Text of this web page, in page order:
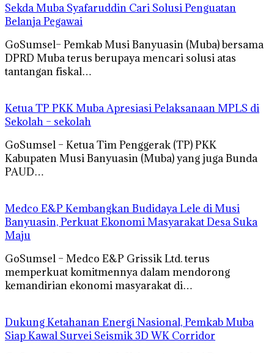
Sekda Muba Syafaruddin Cari Solusi Penguatan
Belanja Pegawai
GoSumsel– Pemkab Musi Banyuasin (Muba) bersama
DPRD Muba terus berupaya mencari solusi atas
tantangan fiskal…
Ketua TP PKK Muba Apresiasi Pelaksanaan MPLS di
Sekolah – sekolah
GoSumsel – Ketua Tim Penggerak (TP) PKK
Kabupaten Musi Banyuasin (Muba) yang juga Bunda
PAUD…
Medco E&P Kembangkan Budidaya Lele di Musi
Banyuasin, Perkuat Ekonomi Masyarakat Desa Suka
Maju
GoSumsel – Medco E&P Grissik Ltd. terus
memperkuat komitmennya dalam mendorong
kemandirian ekonomi masyarakat di…
Dukung Ketahanan Energi Nasional, Pemkab Muba
Siap Kawal Survei Seismik 3D WK Corridor